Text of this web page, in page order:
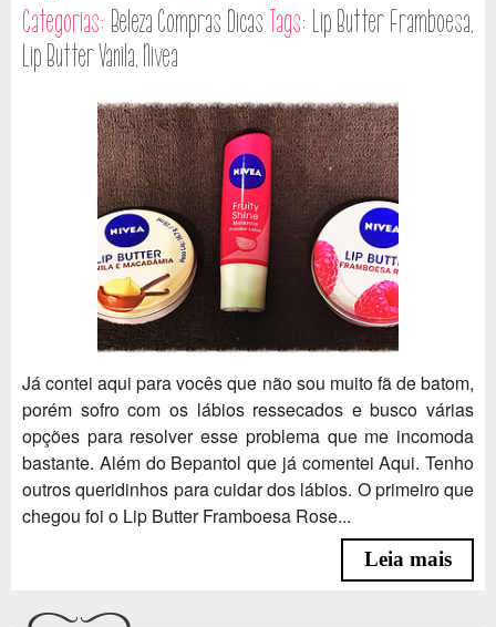
Categorias: Beleza Compras Dicas Tags: Lip Butter Framboesa,
Lip Butter Vanila, Nivea
Já contei aqui para vocês que não sou muito fã de batom,
porém sofro com os lábios ressecados e busco várias
opções para resolver esse problema que me incomoda
bastante. Além do Bepantol que já comentei Aqui. Tenho
outros queridinhos para cuidar dos lábios. O primeiro que
chegou foi o Lip Butter Framboesa Rose...
Leia mais